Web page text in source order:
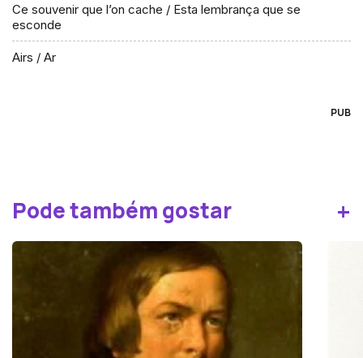
Ce souvenir que l’on cache / Esta lembrança que se
esconde
Airs / Ar
PUB
Pode também gostar +